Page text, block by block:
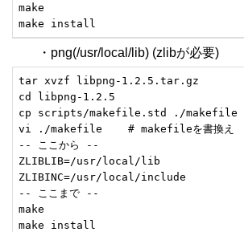
make
make install
・png(/usr/local/lib) (zlibが必要)
tar xvzf libpng-1.2.5.tar.gz
cd libpng-1.2.5
cp scripts/makefile.std ./makefile
vi ./makefile    # makefileを書換え
-- ここから --
ZLIBLIB=/usr/local/lib
ZLIBINC=/usr/local/include
-- ここまで --
make
make install